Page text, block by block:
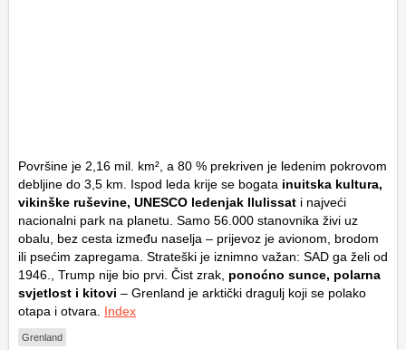
Površine je 2,16 mil. km², a 80 % prekriven je ledenim pokrovom
debljine do 3,5 km. Ispod leda krije se bogata inuitska kultura,
vikinške ruševine, UNESCO ledenjak Ilulissat i najveći
nacionalni park na planetu. Samo 56.000 stanovnika živi uz
obalu, bez cesta između naselja – prijevoz je avionom, brodom
ili psećim zapregama. Strateški je iznimno važan: SAD ga želi od
1946., Trump nije bio prvi. Čist zrak, ponoćno sunce, polarna
svjetlost i kitovi – Grenland je arktički dragulj koji se polako
otapa i otvara. Index
Grenland